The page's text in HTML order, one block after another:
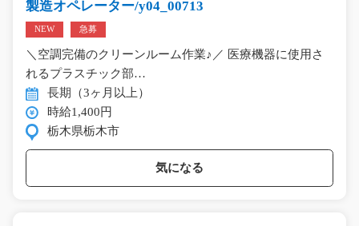
製造オペレーター/y04_00713
NEW 急募
＼空調完備のクリーンルーム作業♪／ 医療機器に使用さ
れるプラスチック部…
長期（3ヶ月以上）
時給1,400円
栃木県栃木市
気になる